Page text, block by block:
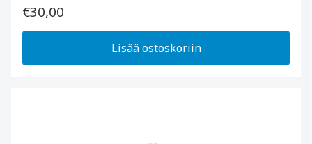
€30,00
Lisää ostoskoriin